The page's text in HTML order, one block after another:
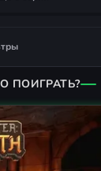
ПОИГРАТЬ?